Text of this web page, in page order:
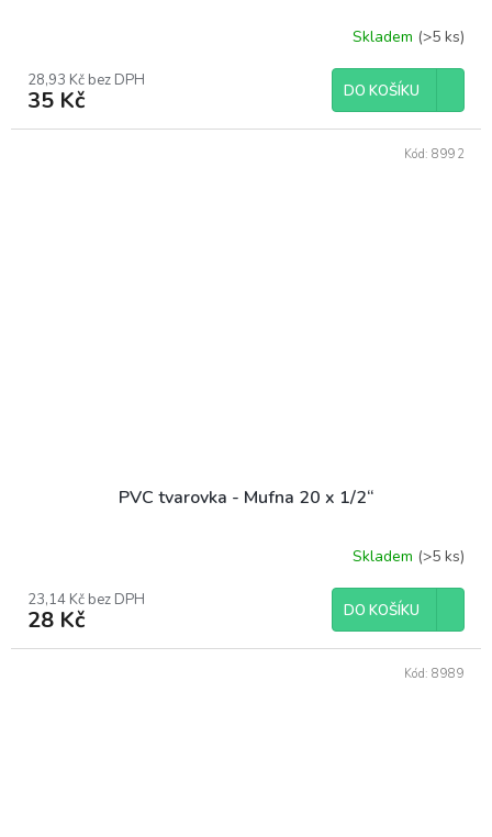
Skladem (>5 ks)
28,93 Kč bez DPH
35 Kč DO KOŠÍKU
PVC tvarovka - Mufna 20 x 1/2“
Skladem (>5 ks)
23,14 Kč bez DPH
28 Kč DO KOŠÍKU
Kód: 8992
Kód: 8989